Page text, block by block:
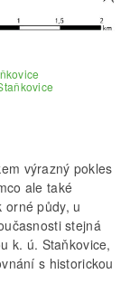
výrazný pokles
ale také
orné půdy, u
stejná
k. ú. Staňkovice,
s historickou